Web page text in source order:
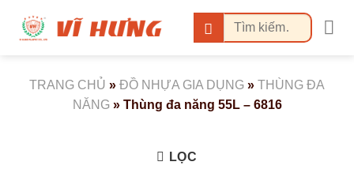
Tìm
kiếm:
TRANG CHỦ » ĐỒ NHỰA GIA DỤNG » THÙNG ĐA
NĂNG» Thùng đa năng 55L – 6816
LỌC